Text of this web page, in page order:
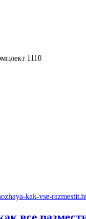
1110